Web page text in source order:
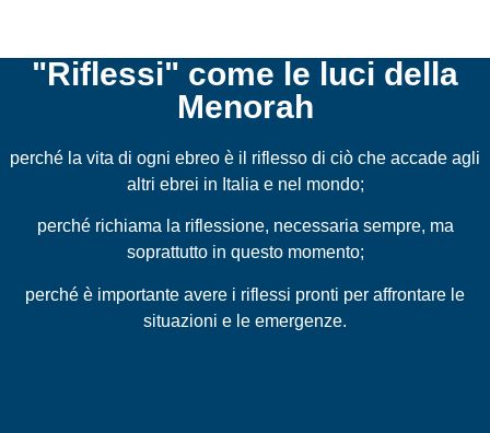
"Riflessi" come le luci della
Menorah
perché la vita di ogni ebreo è il riflesso di ciò che accade agli
altri ebrei in Italia e nel mondo;
perché richiama la riflessione, necessaria sempre, ma
soprattutto in questo momento;
perché è importante avere i riflessi pronti per affrontare le
situazioni e le emergenze.